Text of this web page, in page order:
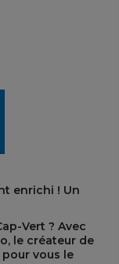
enrichi ! Un
Vert ? Avec
le créateur de
vous le